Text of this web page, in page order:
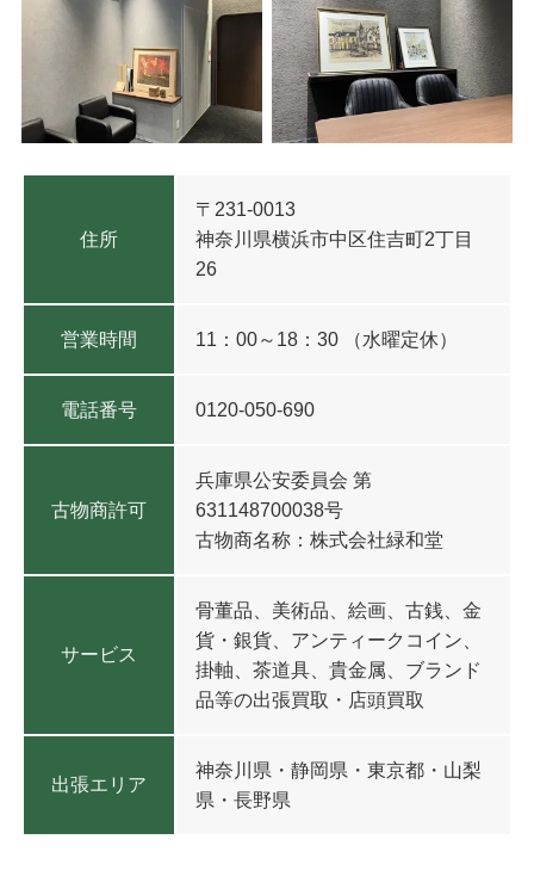
住所
〒231-0013
神奈川県横浜市中区住吉町2丁目
26
営業時間 11：00～18：30 （水曜定休）
電話番号 0120-050-690
古物商許可
兵庫県公安委員会 第
631148700038号
古物商名称：株式会社緑和堂
サービス
骨董品、美術品、絵画、古銭、金
貨・銀貨、アンティークコイン、
掛軸、茶道具、貴金属、ブランド
品等の出張買取・店頭買取
出張エリア
神奈川県・静岡県・東京都・山梨
県・長野県